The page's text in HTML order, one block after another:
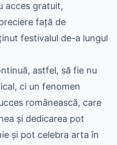
acces gratuit,
față de
festivalul de-a lungul
astfel, să fie nu
ci un fenomen
românească, care
și dedicarea pot
și pot celebra arta în